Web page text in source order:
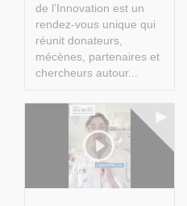
de l’Innovation est un
rendez-vous unique qui
réunit donateurs,
mécènes, partenaires et
chercheurs autour...